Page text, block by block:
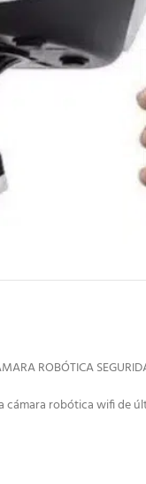
ROBÓTICA
cámara robótica wifi